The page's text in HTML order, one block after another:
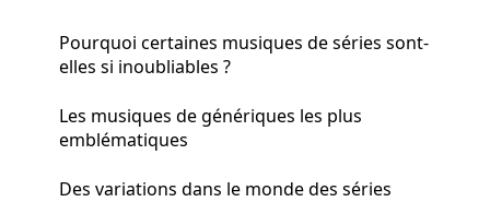
Pourquoi certaines musiques de séries sont-
elles si inoubliables ?
Les musiques de génériques les plus
emblématiques
Des variations dans le monde des séries